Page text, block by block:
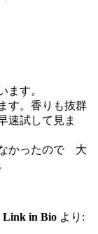
ます。
す。香りも抜群
速試して見ま
かったので 大
in Bio より: